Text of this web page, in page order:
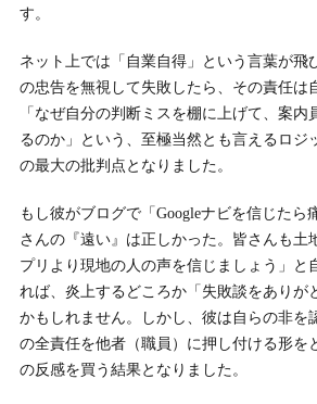
す。
ネット上では「自業自得」という言葉が飛
の忠告を無視して失敗したら、その責任は
「なぜ自分の判断ミスを棚に上げて、案内
るのか」という、至極当然とも言えるロジ
の最大の批判点となりました。
もし彼がブログで「Googleナビを信じたら
さんの『遠い』は正しかった。皆さんも土
プリより現地の人の声を信じましょう」と
れば、炎上するどころか「失敗談をありが
かもしれません。しかし、彼は自らの非を
の全責任を他者（職員）に押し付ける形を
の反感を買う結果となりました。